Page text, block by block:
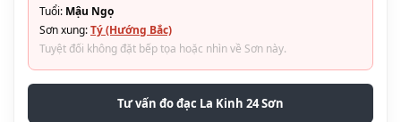
Tuổi: Mậu Ngọ
Sơn xung:Tý (Hướng Bắc)
Tuyệt đối không đặt bếp tọa hoặc nhìn về Sơn này.
Tư vấn đo đạc La Kinh 24 Sơn